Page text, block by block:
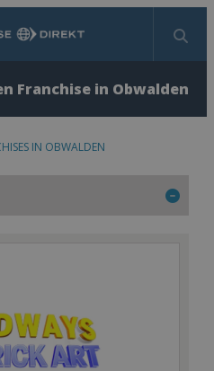
Suchen
Franchise in Obwalden
IN OBWALDEN